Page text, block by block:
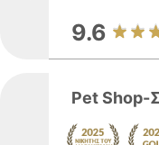
9.6
Pet Shop-